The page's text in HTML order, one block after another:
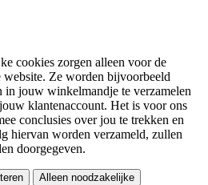
cookies zorgen alleen voor de
website. Ze worden bijvoorbeeld
in jouw winkelmandje te verzamelen
klantenaccount. Het is voor ons
conclusies over jou te trekken en
hiervan worden verzameld, zullen
doorgegeven.
Alleen noodzakelijke